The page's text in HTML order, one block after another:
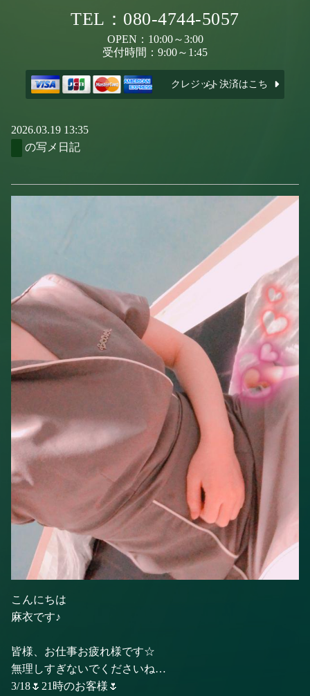
TEL：080-4744-5057
OPEN：10:00～3:00
受付時間：9:00～1:45
クレジット決済はこちら
2026.03.19 13:35
の写メ日記
こんにちは
麻衣です♪
皆様、お仕事お疲れ様です☆
無理しすぎないでくださいね…
3/18🌷21時のお客様🌷